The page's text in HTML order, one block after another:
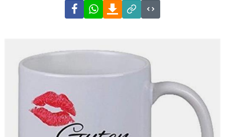
FacebookWhatsAppDownload
Link
Code